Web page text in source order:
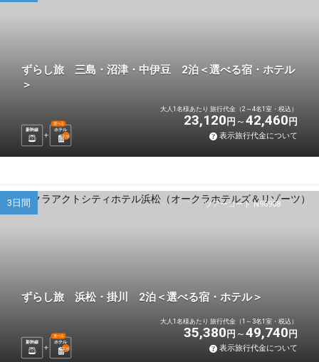
ずらし旅 三島・沼津・中伊豆 2泊＜選べる宿・ホテル
＞
新幹線 ホテル
選べる
2泊
大人1名様あたり 旅行代金（2～4名1室・税込）
23,120 円 42,460 円
表示旅行代金について
ツアーコード N96908
3日間
ずらし旅 浜松・掛川 2泊＜選べる宿・ホテル＞
新幹線 ホテル
選べる
2泊
大人1名様あたり 旅行代金（1～3名1室・税込）
35,380 円 49,740 円
表示旅行代金について